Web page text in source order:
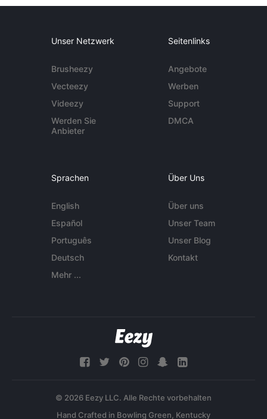
Unser Netzwerk
Brusheezy
Vecteezy
Videezy
Werden Sie
Anbieter
Seitenlinks
Angebote
Werben
Support
DMCA
Sprachen
English
Español
Português
Deutsch
Mehr ...
Über Uns
Über uns
Unser Team
Unser Blog
Kontakt
© 2026 Eezy LLC. Alle Rechte vorbehalten